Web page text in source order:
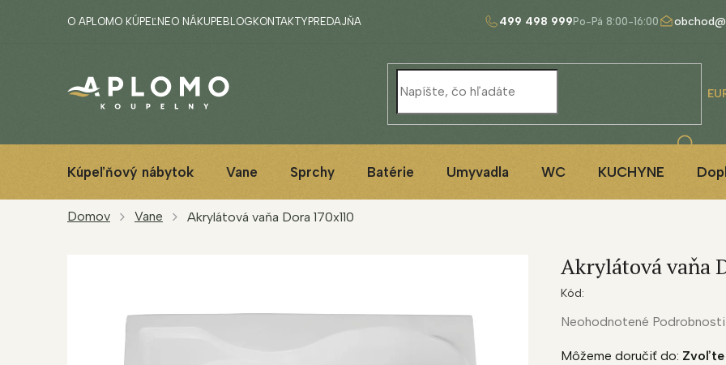
499 498 999
O APLOMO KÚPEĽNEO NÁKUPE BLOG KONTAKTY PREDAJŇA
Kúpeľňový nábytok Vane Sprchy Batérie Umyvadla WC KUCHYNE
Domov Vane Akrylátová vaňa Dora 170x110
Môžeme doručiť do: Zvoľte
Akrylátová vaňa
Kód:
Priemerné
produktu
Neohodnotené